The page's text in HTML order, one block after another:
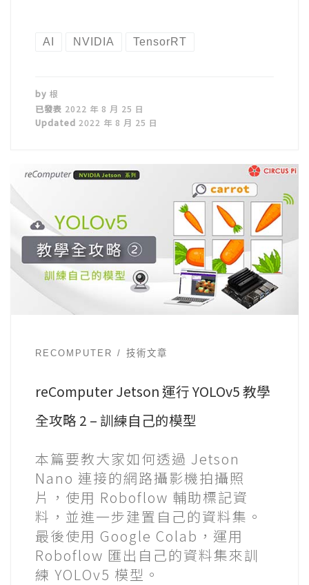
AI NVIDIA TensorRT
by 根
已發表 2022 年 8 月 25 日
Updated 2022 年 8 月 25 日
RECOMPUTER 技術文章
reComputer Jetson 運行 YOLOv5 教學
全攻略 2 – 訓練自己的模型
本篇要教大家如何透過 Jetson
Nano 連接的網路攝影機拍攝照
片，使用 Roboflow 輔助標記資
料，並進一步建置自己的資料集。
最後使用 Google Colab，運用
Roboflow 匯出自己的資料集來訓
練 YOLOv5 模型。